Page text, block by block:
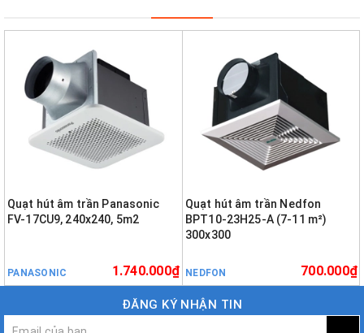
Quạt hút âm trần Panasonic
FV-17CU9, 240x240, 5m2
PANASONIC 1.740.000₫
Quạt hút âm trần Nedfon
BPT10-23H25-A (7-11 m²)
300x300
NEDFON 700.000₫
ĐĂNG KÝ NHẬN TIN